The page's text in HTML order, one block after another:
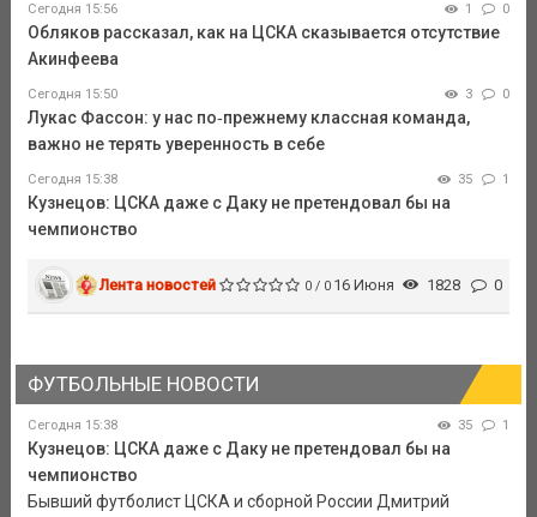
Сегодня 15:56 1 0
Обляков рассказал, как на ЦСКА сказывается отсутствие
Акинфеева
Сегодня 15:50 3 0
Лукас Фассон: у нас по‑прежнему классная команда,
важно не терять уверенность в себе
Сегодня 15:38 35 1
Кузнецов: ЦСКА даже с Даку не претендовал бы на
чемпионство
Лента новостей 0 / 0 16 Июня 1828 0
ФУТБОЛЬНЫЕ НОВОСТИ
Сегодня 15:38 35 1
Кузнецов: ЦСКА даже с Даку не претендовал бы на
чемпионство
Бывший футболист ЦСКА и сборной России Дмитрий